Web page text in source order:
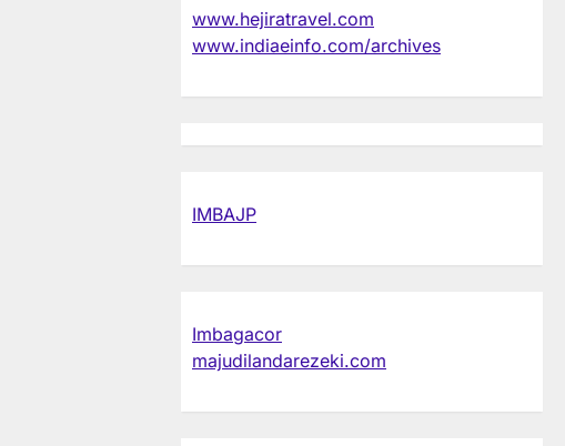
www.hejiratravel.com
www.indiaeinfo.com/archives
IMBAJP
Imbagacor
majudilandarezeki.com